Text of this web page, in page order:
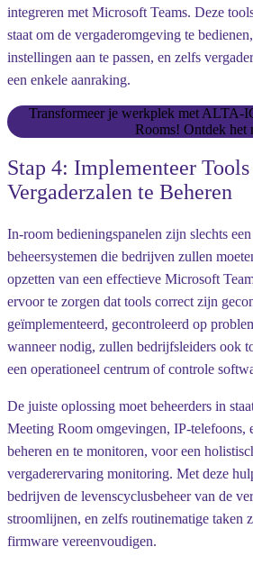
integreren met Microsoft Teams. Deze
staat om de vergaderomgeving te
instellingen aan te passen, en zelfs
een enkele aanraking.
Transformeer je werkplek met ALTA-
Rooms! Ontdek het
Stap 4: Implementeer Tools
Vergaderzalen te Beheren
In-room bedieningspanelen zijn slechts
beheersystemen die bedrijven zullen
opzetten van een effectieve Microsoft
ervoor te zorgen dat tools correct zijn
geïmplementeerd, gecontroleerd op
wanneer nodig, zullen bedrijfsleiders ook
een operationeel centrum of controle
De juiste oplossing moet beheerders in
Meeting Room omgevingen, IP-telefoons,
beheren en te monitoren, voor een
vergaderervaring monitoring. Met deze
bedrijven de levenscyclusbeheer van de
stroomlijnen, en zelfs routinematige taken
firmware vereenvoudigen.